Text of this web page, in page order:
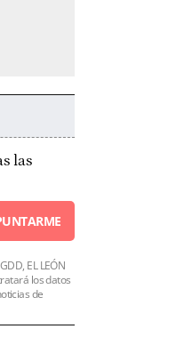
las
EL LEÓN
los datos
de